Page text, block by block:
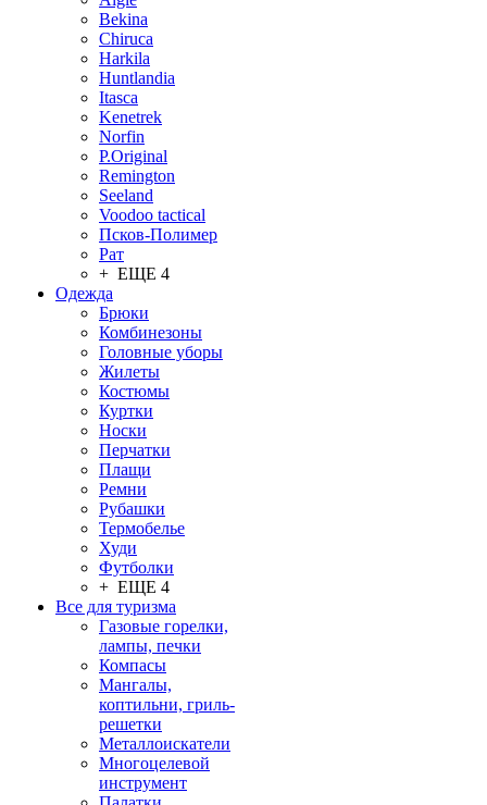
Bekina
Chiruсa
Harkila
Huntlandia
Itasca
Kenetrek
Norfin
P.Original
Remington
Seeland
Voodoo tactical
Псков-Полимер
Рат
+ ЕЩЕ 4
Одежда
Брюки
Комбинезоны
Головные уборы
Жилеты
Костюмы
Куртки
Носки
Перчатки
Плащи
Ремни
Рубашки
Термобелье
Худи
Футболки
+ ЕЩЕ 4
Все для туризма
Газовые горелки,
лампы, печки
Компасы
Мангалы,
коптильни, гриль-
решетки
Металлоискатели
Многоцелевой
инструмент